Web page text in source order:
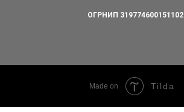
ОГРНИП 319774600151102
Made on Tilda